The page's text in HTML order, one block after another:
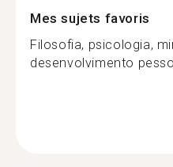
Mes sujets favoris
Filosofia, psicologia,
desenvolvimento